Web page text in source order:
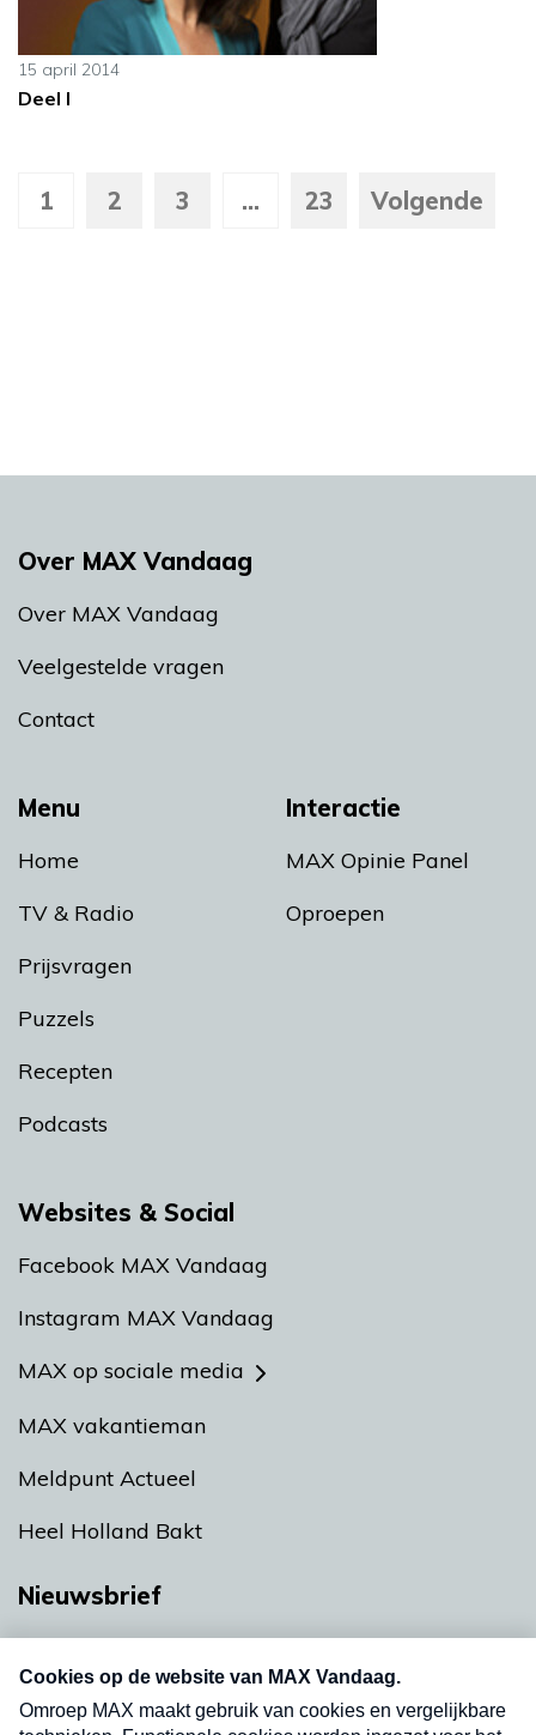
15 april 2014
Deel I
1 2 3 ... 23 Volgende
Menu
Home
TV & Radio
Prijsvragen
Puzzels
Recepten
Podcasts
Interactie
MAX Opinie Panel
Oproepen
Over MAX Vandaag
Over MAX Vandaag
Veelgestelde vragen
Contact
Websites & Social
Facebook MAX Vandaag
Instagram MAX Vandaag
MAX op sociale media
MAX vakantieman
Meldpunt Actueel
Heel Holland Bakt
Nieuwsbrief
nieuwsbrief. Elke vrijdag- en dinsdagochtend in
uw mailbox.